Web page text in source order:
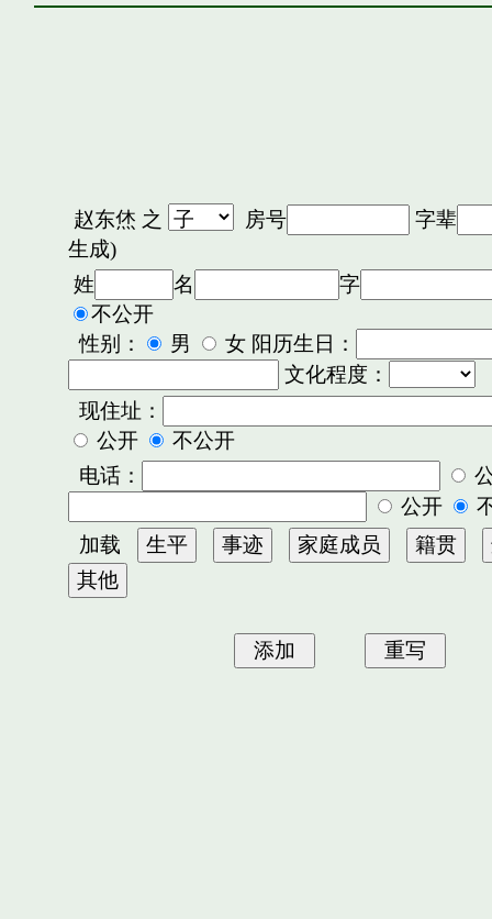
赵东烋 之 房号
字辈
生成)
姓
名
字
不公开
性别：
男
女 阳历生日：
文化程度：
现住址：
公开
不公开
电话：
公开
加载